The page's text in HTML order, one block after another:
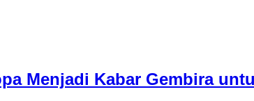
Menjadi Kabar Gembira